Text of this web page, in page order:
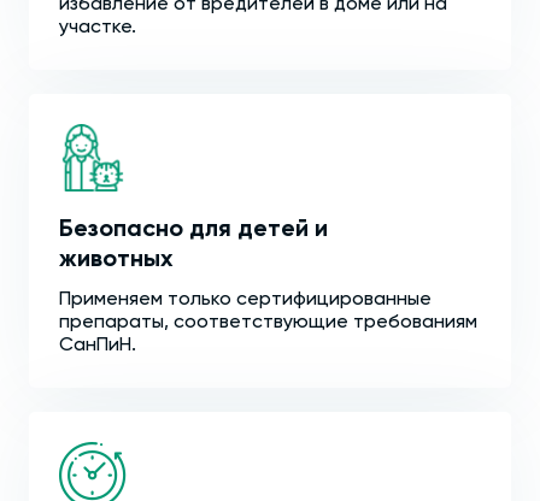
избавление от вредителей в доме или на
участке.
Безопасно для детей и
животных
Применяем только сертифицированные
препараты, соответствующие требованиям
СанПиН.